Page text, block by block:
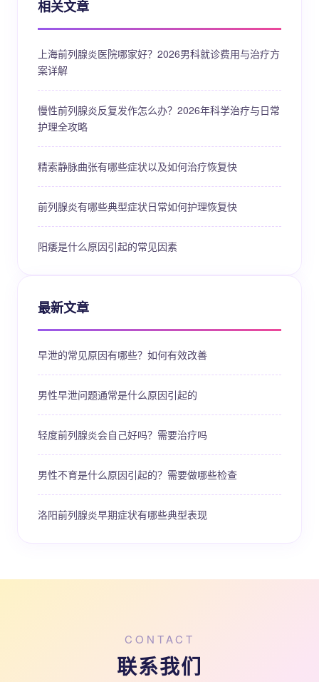
相关文章
上海前列腺炎医院哪家好？2026男科就诊费用与治疗方
案详解
慢性前列腺炎反复发作怎么办？2026年科学治疗与日常
护理全攻略
精索静脉曲张有哪些症状以及如何治疗恢复快
前列腺炎有哪些典型症状日常如何护理恢复快
阳痿是什么原因引起的常见因素
最新文章
早泄的常见原因有哪些？如何有效改善
男性早泄问题通常是什么原因引起的
轻度前列腺炎会自己好吗？需要治疗吗
男性不育是什么原因引起的？需要做哪些检查
洛阳前列腺炎早期症状有哪些典型表现
CONTACT
联系我们